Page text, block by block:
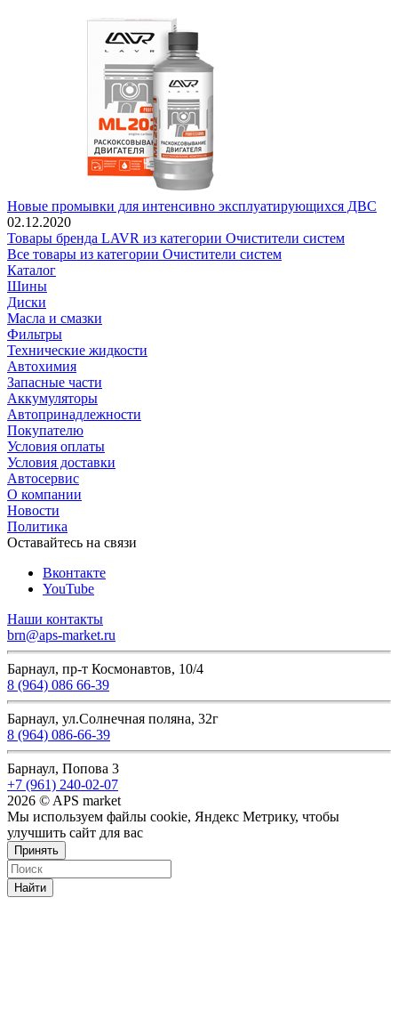
Новые промывки для интенсивно эксплуатирующихся ДВС
02.12.2020
Товары бренда LAVR из категории Очистители систем
Все товары из категории Очистители систем
Каталог
Шины
Диски
Масла и смазки
Фильтры
Технические жидкости
Автохимия
Запасные части
Аккумуляторы
Автопринадлежности
Покупателю
Условия оплаты
Условия доставки
Автосервис
О компании
Новости
Политика
Оставайтесь на связи
Вконтакте
YouTube
Наши контакты
brn@aps-market.ru
Барнаул, пр-т Космонавтов, 10/4
8 (964) 086 66-39
Барнаул, ул.Солнечная поляна, 32г
8 (964) 086-66-39
Барнаул, Попова 3
+7 (961) 240-02-07
2026 © APS market
Мы используем файлы cookie, Яндекс Метрику, чтобы
улучшить сайт для вас
Принять
Найти